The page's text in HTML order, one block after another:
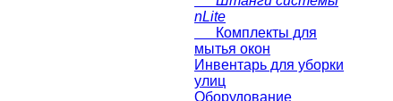
nLite
Комплекты для
мытья окон
Инвентарь для уборки
улиц
Оборудование